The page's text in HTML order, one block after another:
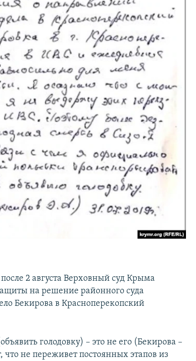
после 2 августа Верховный суд Крыма
на решение районного суда
Бекирова в Красноперекопский
голодовку) – это не его (Бекирова –
не переживет постоянных этапов из